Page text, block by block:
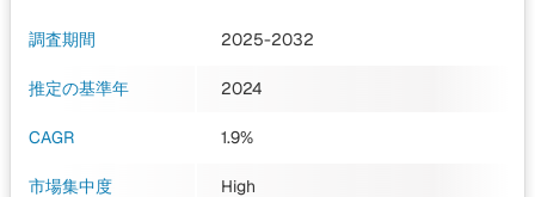
調査期間 2025-2032
推定の基準年 2024
CAGR 1.9%
市場集中度 High